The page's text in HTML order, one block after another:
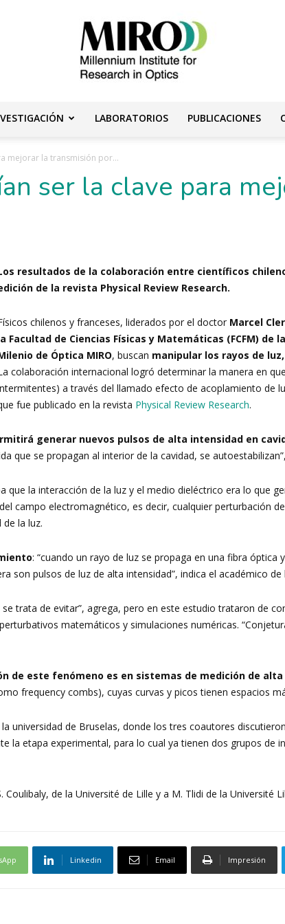
de
Investigación
en
MIRO
LABORATORIOS PUBLICACIONES
mejorar la transmisión por...
ser la clave para
resultados de la colaboración entre científicos
de la revista Physical Review Research.
chilenos y franceses, liderados por el doctor Marcel
Facultad de Ciencias Físicas y Matemáticas (FCFM)
de Óptica MIRO, buscan manipular los rayos de
colaboración internacional logró determinar la manera en
a través del llamado efecto de acoplamiento de
fue publicado en la revista Physical Review Research.
generar nuevos pulsos de alta intensidad en
que se propagan al interior de la cavidad, se
que la interacción de la luz y el medio dieléctrico era lo que
campo electromagnético, es decir, cualquier perturbación
la luz.
: “cuando un rayo de luz se propaga en una fibra
son pulsos de luz de alta intensidad”, indica el académico de
trata de evitar”, agrega, pero en este estudio trataron de
matemáticos y simulaciones numéricas.
de este fenómeno es en sistemas de medición de
frequency combs), cuyas curvas y picos tienen espacios
universidad de Bruselas, donde los tres coautores
la etapa experimental, para lo cual ya tienen dos grupos de
de la Université de Lille y a M. Tlidi de la Université
Linkedin Email Impresión